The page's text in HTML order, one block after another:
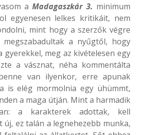
a Madagaszkár 3. minimum
egyenesen lelkes kritikáit, nem
mint hogy a szerzők végre
a nyűgtől, hogy
gyerekkel, meg az kivételesen egy
a vásznat, néha kommentálta
van ilyenkor, erre apunak
is elég mormolnia egy ühümmt,
a maga útján. Mint a harmadik
a karakterek adottak, kell
új, ez talán a legnehezebb munka,